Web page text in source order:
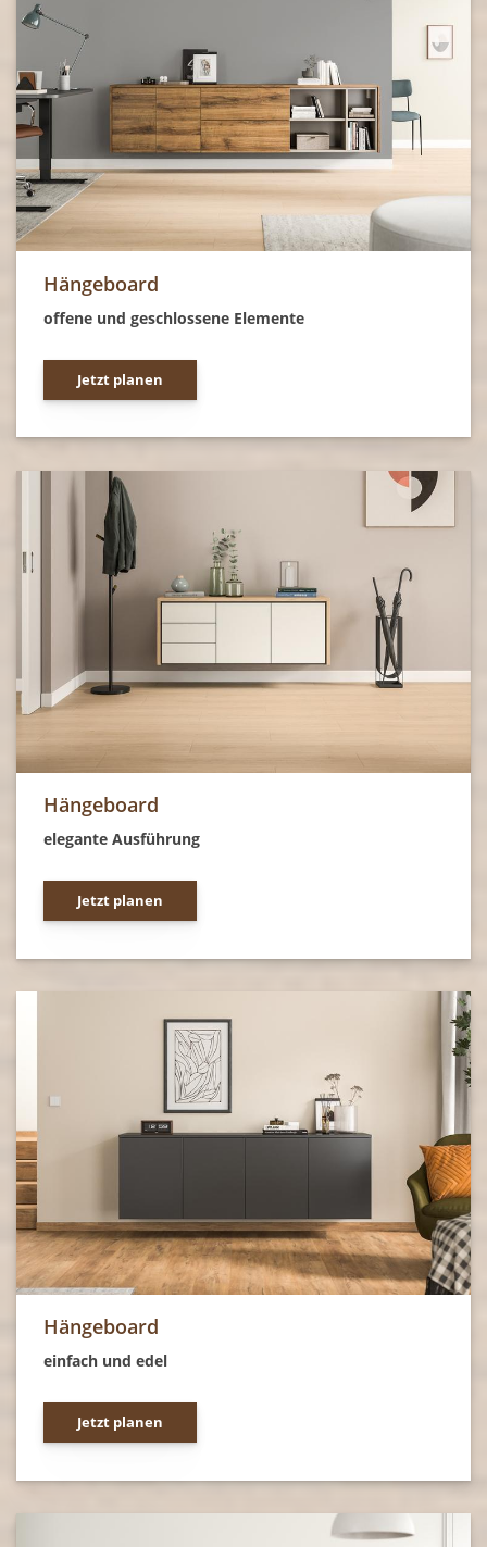
Hängeboard
offene und geschlossene Elemente
Jetzt planen
Hängeboard
elegante Ausführung
Jetzt planen
Hängeboard
einfach und edel
Jetzt planen